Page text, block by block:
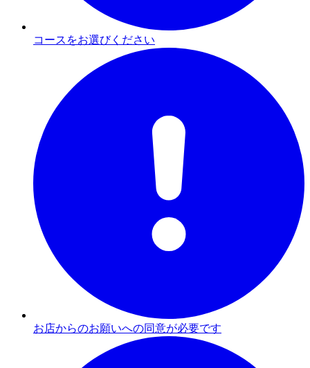
コースをお選びください
お店からのお願いへの同意が必要です